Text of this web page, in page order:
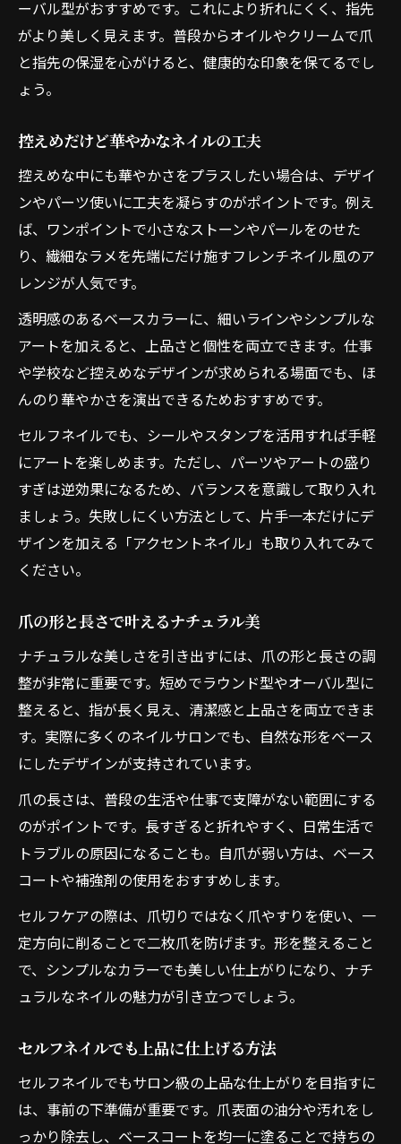
ーバル型がおすすめです。これにより折れにくく、指先
がより美しく見えます。普段からオイルやクリームで爪
と指先の保湿を心がけると、健康的な印象を保てるでし
ょう。
控えめだけど華やかなネイルの工夫
控えめな中にも華やかさをプラスしたい場合は、デザイ
ンやパーツ使いに工夫を凝らすのがポイントです。例え
ば、ワンポイントで小さなストーンやパールをのせた
り、繊細なラメを先端にだけ施すフレンチネイル風のア
レンジが人気です。
透明感のあるベースカラーに、細いラインやシンプルな
アートを加えると、上品さと個性を両立できます。仕事
や学校など控えめなデザインが求められる場面でも、ほ
んのり華やかさを演出できるためおすすめです。
セルフネイルでも、シールやスタンプを活用すれば手軽
にアートを楽しめます。ただし、パーツやアートの盛り
すぎは逆効果になるため、バランスを意識して取り入れ
ましょう。失敗しにくい方法として、片手一本だけにデ
ザインを加える「アクセントネイル」も取り入れてみて
ください。
爪の形と長さで叶えるナチュラル美
ナチュラルな美しさを引き出すには、爪の形と長さの調
整が非常に重要です。短めでラウンド型やオーバル型に
整えると、指が長く見え、清潔感と上品さを両立できま
す。実際に多くのネイルサロンでも、自然な形をベース
にしたデザインが支持されています。
爪の長さは、普段の生活や仕事で支障がない範囲にする
のがポイントです。長すぎると折れやすく、日常生活で
トラブルの原因になることも。自爪が弱い方は、ベース
コートや補強剤の使用をおすすめします。
セルフケアの際は、爪切りではなく爪やすりを使い、一
定方向に削ることで二枚爪を防げます。形を整えること
で、シンプルなカラーでも美しい仕上がりになり、ナチ
ュラルなネイルの魅力が引き立つでしょう。
セルフネイルでも上品に仕上げる方法
セルフネイルでもサロン級の上品な仕上がりを目指すに
は、事前の下準備が重要です。爪表面の油分や汚れをし
っかり除去し、ベースコートを均一に塗ることで持ちの